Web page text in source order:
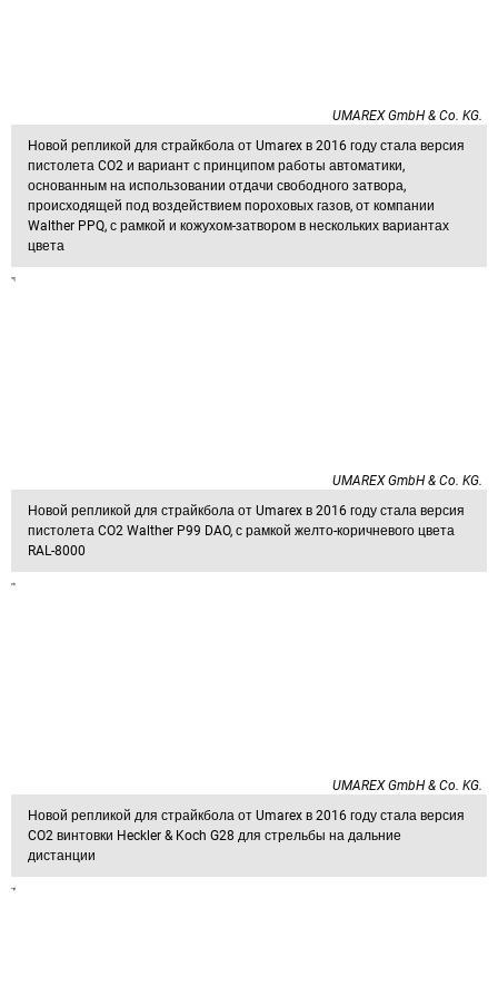
UMAREX GmbH & Co. KG.
Новой репликой для страйкбола от Umarex в 2016 году стала версия
пистолета CO2 и вариант с принципом работы автоматики,
основанным на использовании отдачи свободного затвора,
происходящей под воздействием пороховых газов, от компании
Walther PPQ, с рамкой и кожухом-затвором в нескольких вариантах
цвета
UMAREX GmbH & Co. KG.
Новой репликой для страйкбола от Umarex в 2016 году стала версия
пистолета CO2 Walther P99 DAO, с рамкой желто-коричневого цвета
RAL-8000
UMAREX GmbH & Co. KG.
Новой репликой для страйкбола от Umarex в 2016 году стала версия
CO2 винтовки Heckler & Koch G28 для стрельбы на дальние
дистанции